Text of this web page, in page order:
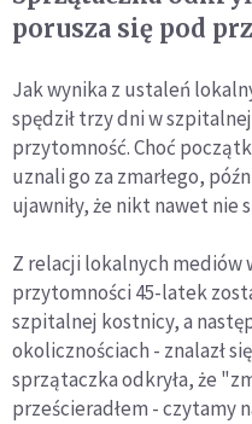
porusza się pod
Jak wynika z ustaleń
spędził trzy dni w
przytomność. Choć
uznali go za zmarłego,
ujawniły, że nikt nawet nie
Z relacji lokalnych mediów
przytomności 45-latek
szpitalnej kostnicy, a
okolicznościach - znalazł
sprzątaczka odkryła, że
prześcieradłem - czytamy